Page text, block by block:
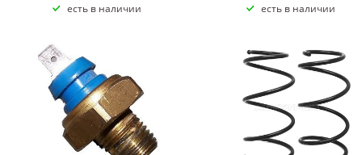
есть в наличии есть в наличии